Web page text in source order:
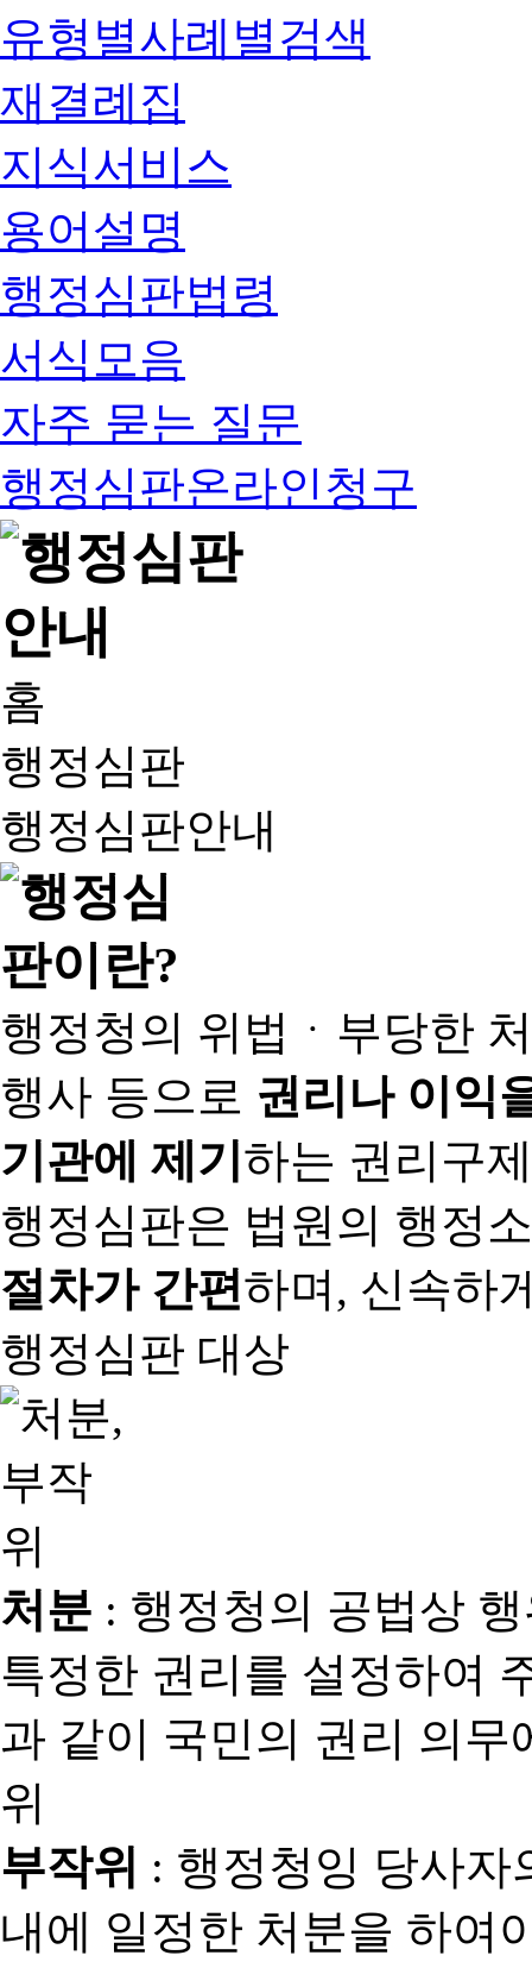
유형별사례별검색
재결례집
지식서비스
용어설명
행정심판법령
서식모음
자주 묻는 질문
행정심판온라인청구
홈
행정심판
행정심판안내
행정청의 위법ㆍ부당한
행사 등으로 권리나 이익
기관에 제기하는 권리구
행정심판은 법원의 행정
절차가 간편하며, 신속하
행정심판 대상
처분 : 행정청의 공법상
특정한 권리를 설정하여
과 같이 국민의 권리 의
위
부작위 : 행정청잉 당사자
내에 일정한 처분을 하여